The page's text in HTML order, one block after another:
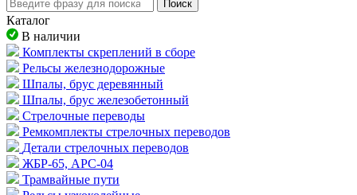
Поиск
Каталог
В наличии
Комплекты скреплений в сборе
Рельсы железнодорожные
Шпалы, брус деревянный
Шпалы, брус железобетонный
Стрелочные переводы
Ремкомплекты стрелочных переводов
Детали стрелочных переводов
ЖБР-65, АРС-04
Трамвайные пути